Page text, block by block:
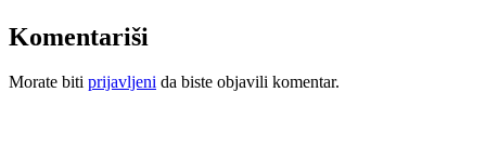
Komentariši
Morate biti prijavljeni da biste objavili komentar.